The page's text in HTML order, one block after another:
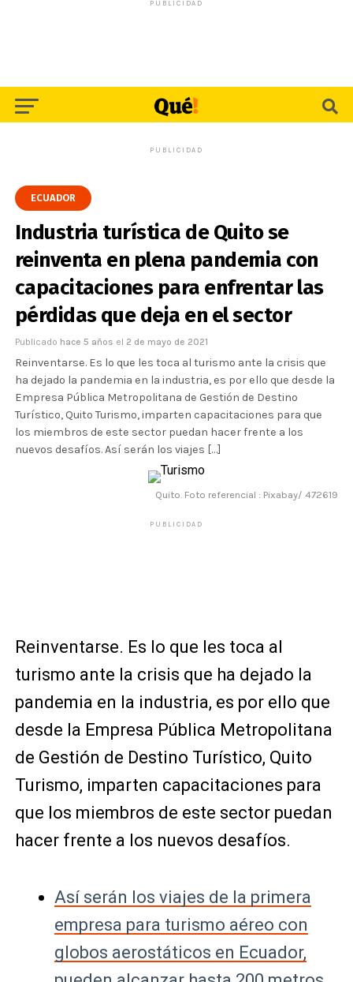
PUBLICIDAD
PUBLICIDAD
ECUADOR
Industria turística de Quito se
reinventa en plena pandemia con
capacitaciones para enfrentar las
pérdidas que deja en el sector
Publicado hace 5 años el 2 de mayo de 2021
Reinventarse. Es lo que les toca al turismo ante la crisis que
ha dejado la pandemia en la industria, es por ello que desde la
Empresa Pública Metropolitana de Gestión de Destino
Turístico, Quito Turismo, imparten capacitaciones para que
los miembros de este sector puedan hacer frente a los
nuevos desafíos. Así serán los viajes […]
Quito. Foto referencial : Pixabay/ 472619
PUBLICIDAD
Reinventarse. Es lo que les toca al
turismo ante la crisis que ha dejado la
pandemia en la industria, es por ello que
desde la Empresa Pública Metropolitana
de Gestión de Destino Turístico, Quito
Turismo, imparten capacitaciones para
que los miembros de este sector puedan
hacer frente a los nuevos desafíos.
Así serán los viajes de la primera
empresa para turismo aéreo con
globos aerostáticos en Ecuador,